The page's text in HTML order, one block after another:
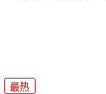
最热